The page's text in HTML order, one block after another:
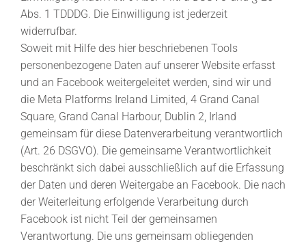
Abs. 1 TDDDG. Die Einwilligung ist jederzeit
widerrufbar.
Soweit mit Hilfe des hier beschriebenen Tools
personenbezogene Daten auf unserer Website erfasst
und an Facebook weitergeleitet werden, sind wir und
die Meta Platforms Ireland Limited, 4 Grand Canal
Square, Grand Canal Harbour, Dublin 2, Irland
gemeinsam für diese Datenverarbeitung verantwortlich
(Art. 26 DSGVO). Die gemeinsame Verantwortlichkeit
beschränkt sich dabei ausschließlich auf die Erfassung
der Daten und deren Weitergabe an Facebook. Die nach
der Weiterleitung erfolgende Verarbeitung durch
Facebook ist nicht Teil der gemeinsamen
Verantwortung. Die uns gemeinsam obliegenden